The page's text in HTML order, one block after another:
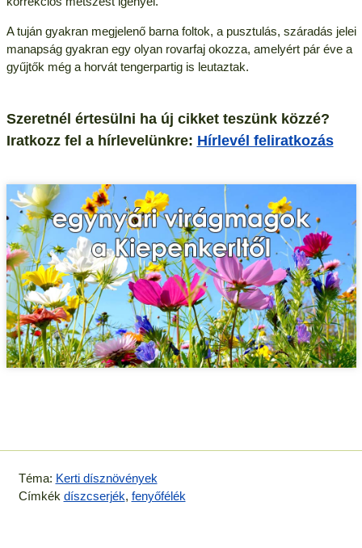
A tuján gyakran megjelenő barna foltok, a pusztulás, száradás jelei
manapság gyakran egy olyan rovarfaj okozza, amelyért pár éve a
gyűjtők még a horvát tengerpartig is leutaztak.
Szeretnél értesülni ha új cikket teszünk közzé?
Iratkozz fel a hírlevelünkre: Hírlevél feliratkozás
Téma: Kerti dísznövények
Címkék díszcserjék, fenyőfélék